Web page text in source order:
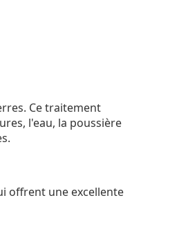
Ce traitement
l'eau, la poussière
offrent une excellente